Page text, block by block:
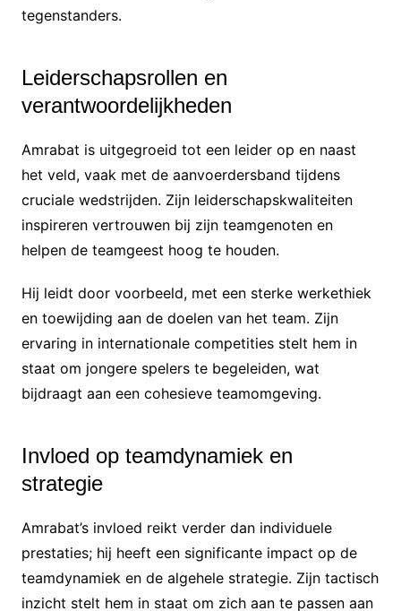
tegenstanders.
Leiderschapsrollen en
verantwoordelijkheden
Amrabat is uitgegroeid tot een leider op en naast
het veld, vaak met de aanvoerdersband tijdens
cruciale wedstrijden. Zijn leiderschapskwaliteiten
inspireren vertrouwen bij zijn teamgenoten en
helpen de teamgeest hoog te houden.
Hij leidt door voorbeeld, met een sterke werkethiek
en toewijding aan de doelen van het team. Zijn
ervaring in internationale competities stelt hem in
staat om jongere spelers te begeleiden, wat
bijdraagt aan een cohesieve teamomgeving.
Invloed op teamdynamiek en
strategie
Amrabat’s invloed reikt verder dan individuele
prestaties; hij heeft een significante impact op de
teamdynamiek en de algehele strategie. Zijn tactisch
inzicht stelt hem in staat om zich aan te passen aan